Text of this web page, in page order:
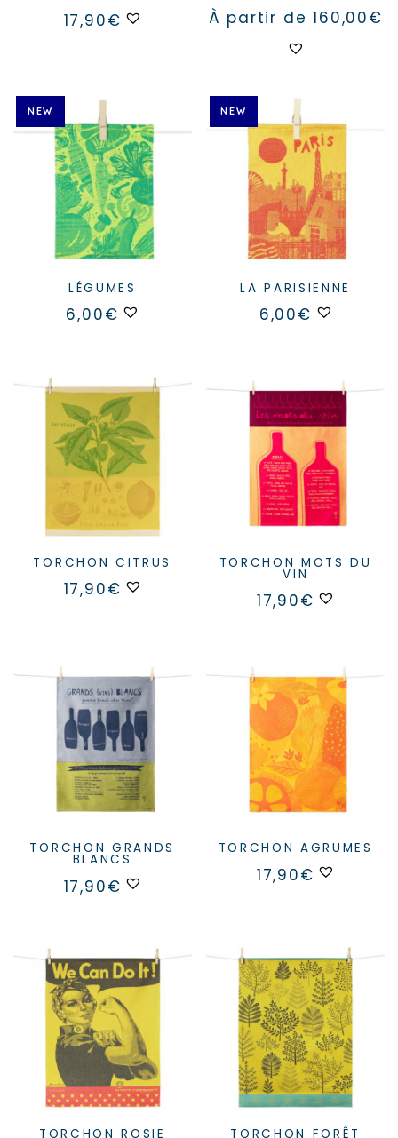
17,90€ À partir de160,00€
options
peuvent
être
choisies
sur
la
page
du
produit
NEW
LÉGUMES
6,00€
NEW
LA PARISIENNE
6,00€
TORCHON CITRUS
17,90€
TORCHON MOTS DU
VIN
17,90€
TORCHON GRANDS
BLANCS
17,90€
TORCHON AGRUMES
17,90€
TORCHON ROSIE TORCHON FORÊT